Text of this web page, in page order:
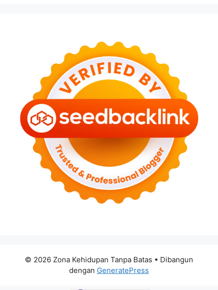
© 2026 Zona Kehidupan Tanpa Batas • Dibangun
dengan GeneratePress